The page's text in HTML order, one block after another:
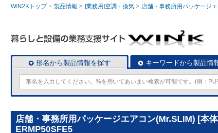
WIN2Kトップ 製品情報 [業務用]空調・換気 店舗・事務所用パッケージ
形名から製品情報を探す キーワードから製品情
店舗・事務所用パッケージエアコン(Mr.SLIM) [本
ERMP50SFE5